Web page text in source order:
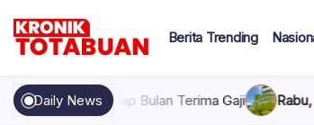
content
Totabuan
Terkini
hari
ini
Berita Trending
Daily News
Terima Gaji Rabu, Agustus 5, 2026 ,